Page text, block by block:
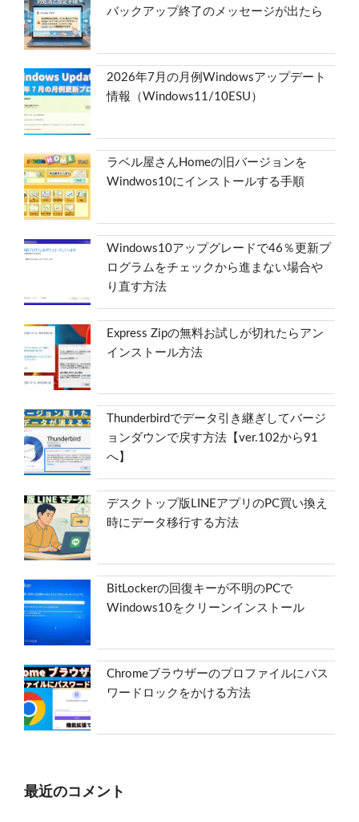
バックアップ終了のメッセージが出たら
2026年7月の月例Windowsアップデート
情報（Windows11/10ESU）
ラベル屋さんHomeの旧バージョンを
Windwos10にインストールする手順
Windows10アップグレードで46％更新プ
ログラムをチェックから進まない場合や
り直す方法
Express Zipの無料お試しが切れたらアン
インストール方法
Thunderbirdでデータ引き継ぎしてバージ
ョンダウンで戻す方法【ver.102から91
へ】
デスクトップ版LINEアプリのPC買い換え
時にデータ移行する方法
BitLockerの回復キーが不明のPCで
Windows10をクリーンインストール
Chromeブラウザーのプロファイルにパス
ワードロックをかける方法
最近のコメント